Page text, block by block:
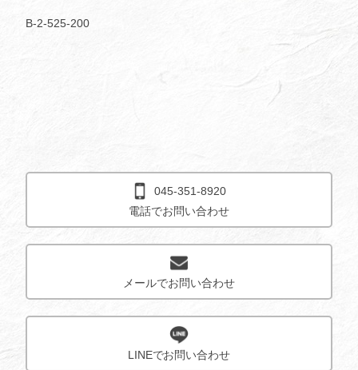
B-2-525-200
045-351-8920
電話でお問い合わせ
メールでお問い合わせ
LINEでお問い合わせ